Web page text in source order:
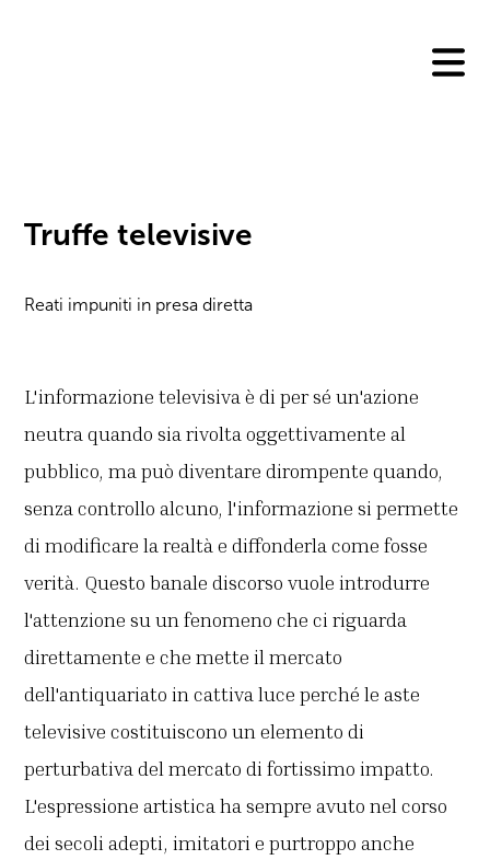
Truffe televisive
Reati impuniti in presa diretta
L'informazione televisiva è di per sé un'azione
neutra quando sia rivolta oggettivamente al
pubblico, ma può diventare dirompente quando,
senza controllo alcuno, l'informazione si permette
di modificare la realtà e diffonderla come fosse
verità. Questo banale discorso vuole introdurre
l'attenzione su un fenomeno che ci riguarda
direttamente e che mette il mercato
dell'antiquariato in cattiva luce perché le aste
televisive costituiscono un elemento di
perturbativa del mercato di fortissimo impatto.
L'espressione artistica ha sempre avuto nel corso
dei secoli adepti, imitatori e purtroppo anche